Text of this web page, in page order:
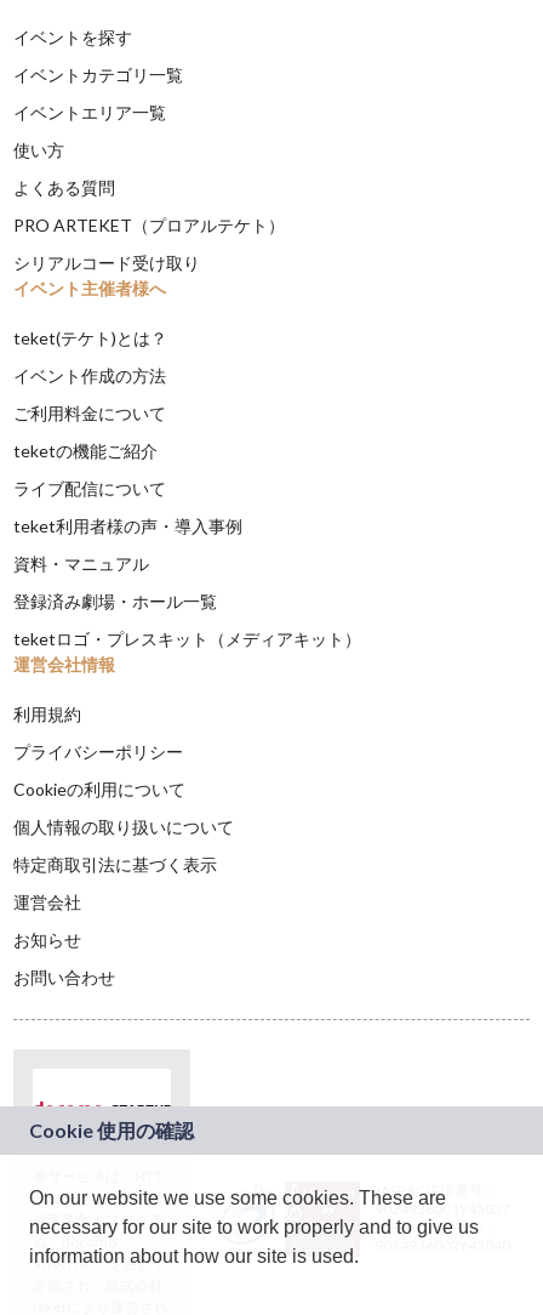
イベントを探す
イベントカテゴリ一覧
イベントエリア一覧
使い方
よくある質問
PRO ARTEKET（プロアルテケト）
シリアルコード受け取り
イベント主催者様へ
teket(テケト)とは？
イベント作成の方法
ご利用料金について
teketの機能ご紹介
ライブ配信について
teket利用者様の声・導入事例
資料・マニュアル
登録済み劇場・ホール一覧
teketロゴ・プレスキット（メディアキット）
運営会社情報
利用規約
プライバシーポリシー
Cookieの利用について
個人情報の取り扱いについて
特定商取引法に基づく表示
運営会社
お知らせ
お問い合わせ
ドコモグループの新
規事業創出プログラ
ム「docomo
STARTUP」を通じて
JASRAC許諾番号：
9024936001Y45037
JASRAC許諾番号：
On our website we use some cookies. These are
necessary for our site to work properly and to give us
information about how our site is used.